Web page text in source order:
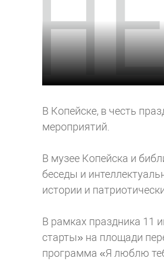
В Копейске, в честь
мероприятий.
В музее Копейска и
беседы и
истории и
В рамках праздника 11
старты» на площади
программа «Я люблю